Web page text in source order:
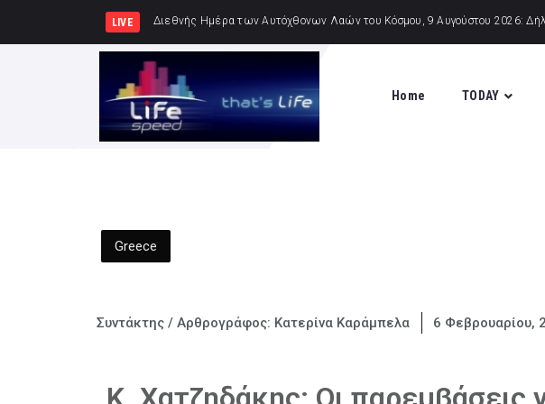
LIVE Συνελήφθησαν -3- άτο
Home TODAY
Greece
Συντάκτης / Αρθρογράφος: Κατερίνα Καράμπελα 6 Φεβρουαρίου,